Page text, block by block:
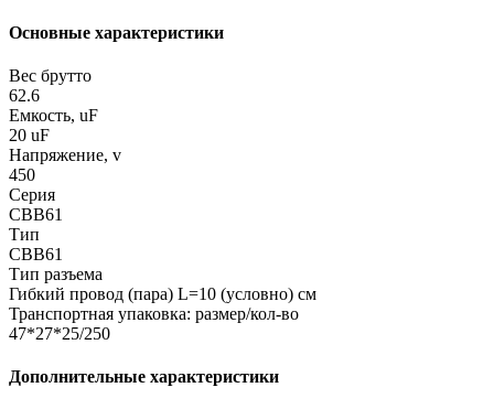
Основные характеристики
Вес брутто
62.6
Емкость, uF
20 uF
Напряжение, v
450
Серия
CBB61
Тип
CBB61
Тип разъема
Гибкий провод (пара) L=10 (условно) см
Транспортная упаковка: размер/кол-во
47*27*25/250
Дополнительные характеристики